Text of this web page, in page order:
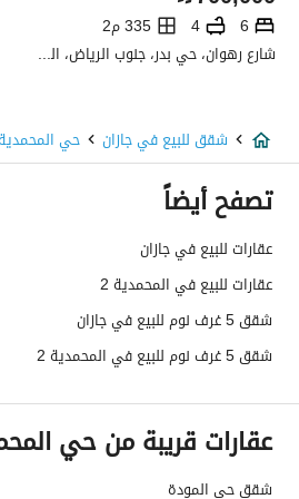
صرف صحي
تفاصيل اضافية
عمر العقار
جديد
عرض الشارع
رقم المخطط
رقم صك الملكية
واجهة العقار
-
الضمانات والمدة
-
قنوات الاعلان
6
4
335 م2
شارع رهوان، حي بدر، جنوب الرياض، الرياض
شقق للبيع في جازان حي المحمدية
تصفح أيضاً
عقارات للبيع في جازان
عقارات للبيع في المحمدية 2
شقق 5 غرف نوم للبيع في جازان
شقق 5 غرف نوم للبيع في المحمدية 2
عقارات قريبة من حي
شقق حي المودة